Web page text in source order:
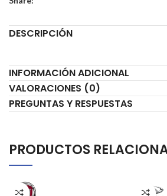
DESCRIPCIÓN
INFORMACIÓN ADICIONAL
VALORACIONES (0)
PREGUNTAS Y RESPUESTAS
PRODUCTOS